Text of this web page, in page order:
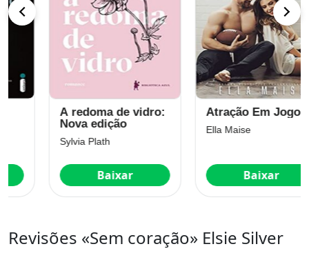
A redoma de vidro:
Nova edição
Sylvia Plath
Baixar
Atração Em Jogo
Ella Maise
Baixar
Revisões «Sem coração» Elsie Silver